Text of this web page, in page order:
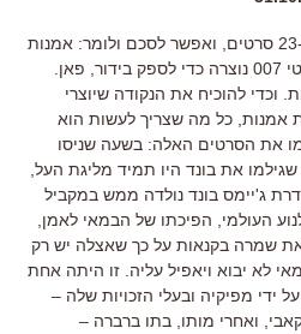
50 שנה עברו על ג'יימס בונד ב-23 סרטים, ואפשר לסכם ולומר: אמנות
גדולה לא היתה שם. סדרת סרטי 007 נוצרה כדי לספק בידור, פאן.
וכדי להוכיח את הנקודה שיוצרי
אמנות, כל מה שצריך לעשות הוא
את הסרטים האלה: בשעה שניסו
את בונד היו תמיד מליגת העל,
ג'יימס בונד נולדה ממש במקביל
העולמי, הפיכתו של הבמאי לאמן,
שמרה בקנאות על כך שאצלה יש רק
לא יבוא ויאפיל עליה. זו היתה אחת
ידי מפיקיה ובעלי הזכויות שלה –
ואחרי מותו, בתו ברברה –